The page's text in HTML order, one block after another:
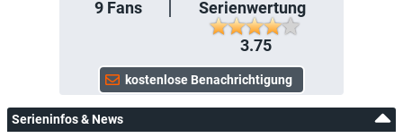
9Fans
Serienwertung
3.75
Serieninfos & News